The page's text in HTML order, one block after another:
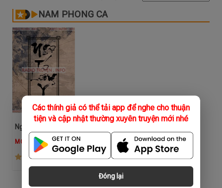
Các thính giả có thể tải app để nghe cho thuận
tiện và cập nhật thường xuyên truyện mới nhé
Đóng lại
NAM PHONG CA
Ngự Tứ Lương Y
MC Hoàng Vinh